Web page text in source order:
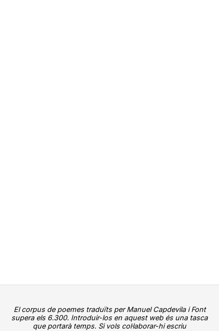
El corpus de poemes traduïts per Manuel Capdevila i Font
supera els 6.300. Introduir-los en aquest web és una tasca
que portarà temps. Si vols col·laborar-hi escriu